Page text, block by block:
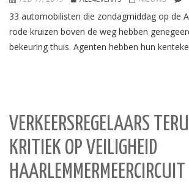
33 automobilisten die zondagmiddag op de
rode kruizen boven de weg hebben
bekeuring thuis. Agenten hebben hun
VERKEERSREGELAARS
KRITIEK OP VEILIGHEID
HAARLEMMERMEERCIRCUIT